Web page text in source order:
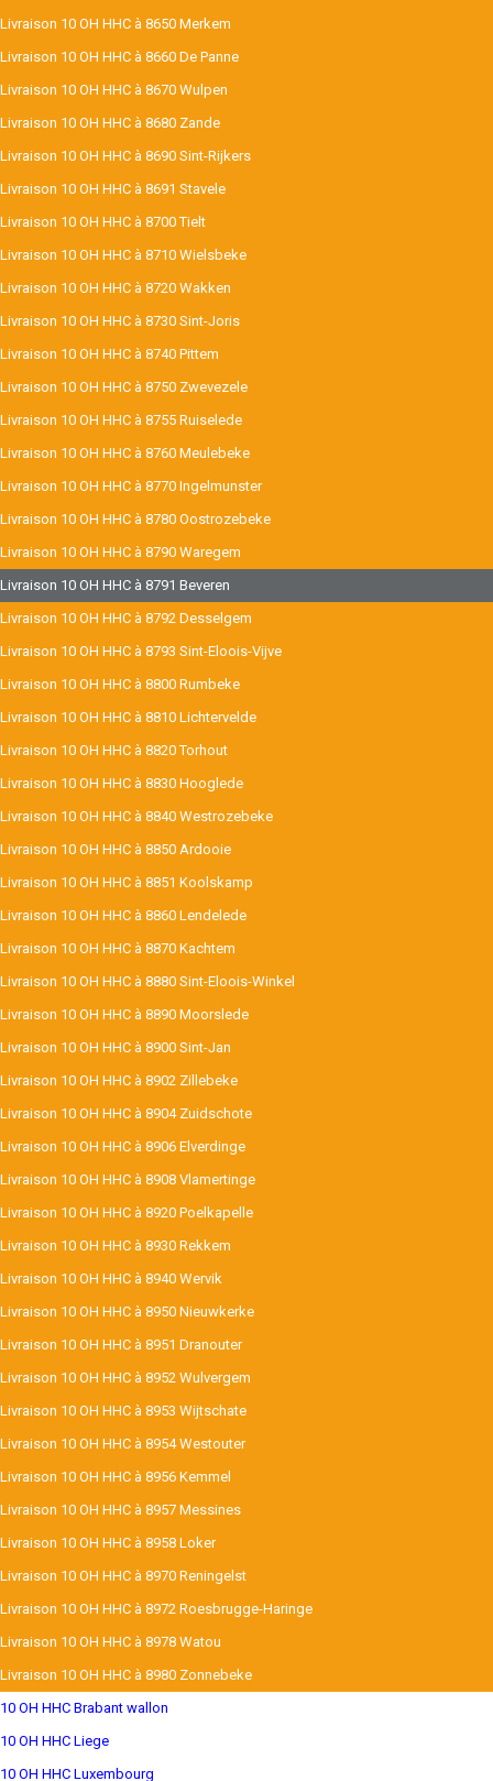
Livraison 10 OH HHC à 8650 Merkem
Livraison 10 OH HHC à 8660 De Panne
Livraison 10 OH HHC à 8670 Wulpen
Livraison 10 OH HHC à 8680 Zande
Livraison 10 OH HHC à 8690 Sint-Rijkers
Livraison 10 OH HHC à 8691 Stavele
Livraison 10 OH HHC à 8700 Tielt
Livraison 10 OH HHC à 8710 Wielsbeke
Livraison 10 OH HHC à 8720 Wakken
Livraison 10 OH HHC à 8730 Sint-Joris
Livraison 10 OH HHC à 8740 Pittem
Livraison 10 OH HHC à 8750 Zwevezele
Livraison 10 OH HHC à 8755 Ruiselede
Livraison 10 OH HHC à 8760 Meulebeke
Livraison 10 OH HHC à 8770 Ingelmunster
Livraison 10 OH HHC à 8780 Oostrozebeke
Livraison 10 OH HHC à 8790 Waregem
Livraison 10 OH HHC à 8791 Beveren
Livraison 10 OH HHC à 8792 Desselgem
Livraison 10 OH HHC à 8793 Sint-Eloois-Vijve
Livraison 10 OH HHC à 8800 Rumbeke
Livraison 10 OH HHC à 8810 Lichtervelde
Livraison 10 OH HHC à 8820 Torhout
Livraison 10 OH HHC à 8830 Hooglede
Livraison 10 OH HHC à 8840 Westrozebeke
Livraison 10 OH HHC à 8850 Ardooie
Livraison 10 OH HHC à 8851 Koolskamp
Livraison 10 OH HHC à 8860 Lendelede
Livraison 10 OH HHC à 8870 Kachtem
Livraison 10 OH HHC à 8880 Sint-Eloois-Winkel
Livraison 10 OH HHC à 8890 Moorslede
Livraison 10 OH HHC à 8900 Sint-Jan
Livraison 10 OH HHC à 8902 Zillebeke
Livraison 10 OH HHC à 8904 Zuidschote
Livraison 10 OH HHC à 8906 Elverdinge
Livraison 10 OH HHC à 8908 Vlamertinge
Livraison 10 OH HHC à 8920 Poelkapelle
Livraison 10 OH HHC à 8930 Rekkem
Livraison 10 OH HHC à 8940 Wervik
Livraison 10 OH HHC à 8950 Nieuwkerke
Livraison 10 OH HHC à 8951 Dranouter
Livraison 10 OH HHC à 8952 Wulvergem
Livraison 10 OH HHC à 8953 Wijtschate
Livraison 10 OH HHC à 8954 Westouter
Livraison 10 OH HHC à 8956 Kemmel
Livraison 10 OH HHC à 8957 Messines
Livraison 10 OH HHC à 8958 Loker
Livraison 10 OH HHC à 8970 Reningelst
Livraison 10 OH HHC à 8972 Roesbrugge-Haringe
Livraison 10 OH HHC à 8978 Watou
Livraison 10 OH HHC à 8980 Zonnebeke
10 OH HHC Brabant wallon
10 OH HHC Liege
10 OH HHC Luxembourg